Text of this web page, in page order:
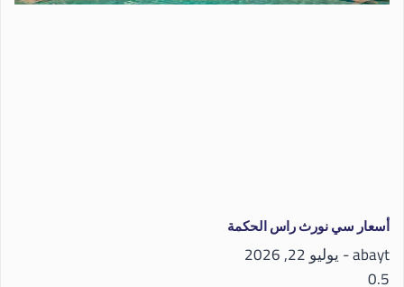
أسعار سي نورث راس الحكمة
abayt يوليو 22, 2026